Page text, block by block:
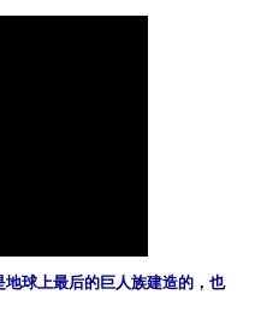
球上最后的巨人族建造的，也